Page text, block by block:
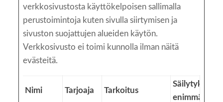
verkkosivustosta käyttökelpoisen sallimalla
perustoimintoja kuten sivulla siirtymisen ja
sivuston suojattujen alueiden käytön.
Verkkosivusto ei toimi kunnolla ilman näitä
evästeitä.
Nimi Tarjoaja Tarkoitus
Säilytyksen